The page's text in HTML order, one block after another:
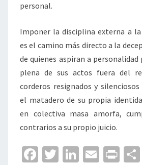
personal.
Imponer la disciplina externa a la
es el camino más directo a la
de quienes aspiran a
plena de sus actos fuera del
corderos resignados y
el matadero de su propia
en colectiva masa amorfa,
contrarios a su propio juicio.
Fa T
Li
E
Pr